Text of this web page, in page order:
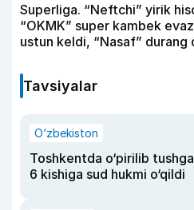
Superliga. “Neftchi” yirik
“OKMK” super kambek
ustun keldi, “Nasaf” durang
Tavsiyalar
O‘zbekiston
Toshkentda o‘pirilib
6 kishiga sud hukmi o‘qildi